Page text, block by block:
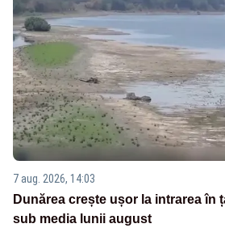
7 aug. 2026, 14:03
Dunărea crește ușor la intrarea în
sub media lunii august